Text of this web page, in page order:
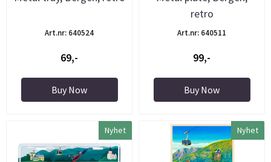
Art.nr: 640524
69,-
Buy Now
retro
Art.nr: 640511
99,-
Buy Now
Nyhet Nyhet